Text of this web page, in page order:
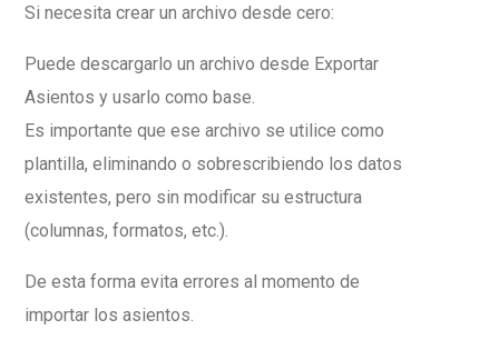
Si necesita crear un archivo desde cero:
Puede descargarlo un archivo desde Exportar
Asientos y usarlo como base.
Es importante que ese archivo se utilice como
plantilla, eliminando o sobrescribiendo los datos
existentes, pero sin modificar su estructura
(columnas, formatos, etc.).
De esta forma evita errores al momento de
importar los asientos.